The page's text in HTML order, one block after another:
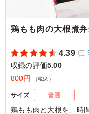
鶏もも肉の大根煮弁
4.39
収録の評価5.00
800円
（税込）
サイズ 普通
鶏もも肉と大根を、時